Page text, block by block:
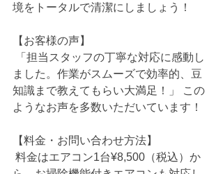
境をトータルで清潔にしましょう！
【お客様の声】
「担当スタッフの丁寧な対応に感動し
ました。作業がスムーズで効率的、豆
知識まで教えてもらい大満足！」 この
ようなお声を多数いただいています！
【料金・お問い合わせ方法】
料金はエアコン1台¥8,500（税込）か